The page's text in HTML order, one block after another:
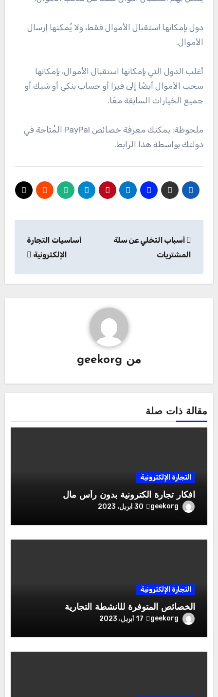
دول بإمكانها استقبال الأموال فقط، ولا يُمكنها إرسال
الأموال.
أغلب الدول التي بإمكانها استقبال الأموال، بإمكانها
سحب الأموال أيضًا إلى فيزا أو حساب بنكي أو شيك أو
جميع الخيارات السابقة معًا.
ملحوظة: يمكنك معرفة خصائص PayPal المُتاحة في
دولتك بواسطة هذا الرابط.
المقالات
أسباب التخلي عن سلة
المشتريات
أساسيات التجارة
الإلكترونية
من geekorg
مقالة ذات صلة
التجارة الإلكترونية
افكار تجارة الكترونية بدون رأس مال
geekorg 30 أبريل، 2023
التجارة الإلكترونية
الخصائص المتوفرة للأنشطة التجارية
geekorg 17 أبريل، 2023